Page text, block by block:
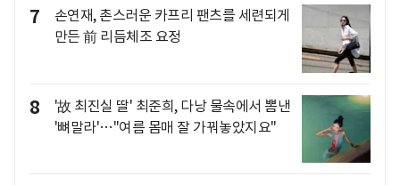
7
손연재, 촌스러운 카프리 팬츠를 세련되게
만든 前 리듬체조 요정
8
'故 최진실 딸' 최준희, 다낭 물속에서 뽐낸
'뼈말라'…"여름 몸매 잘 가꿔놓았지요"